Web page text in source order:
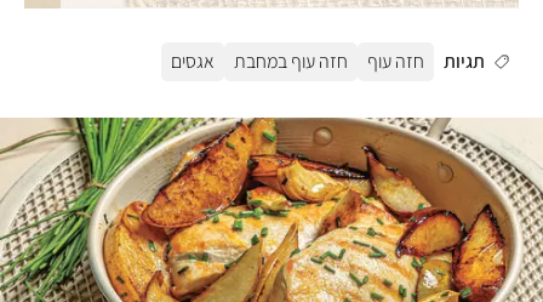
תגיות חזה עוף חזה עוף במחבת אגסים